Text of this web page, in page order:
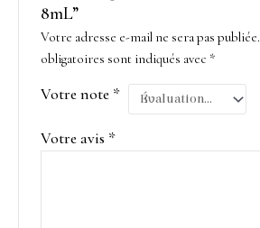
8mL”
Votre adresse e-mail ne sera pas publiée.
obligatoires sont indiqués avec *
Votre note *
Votre avis *